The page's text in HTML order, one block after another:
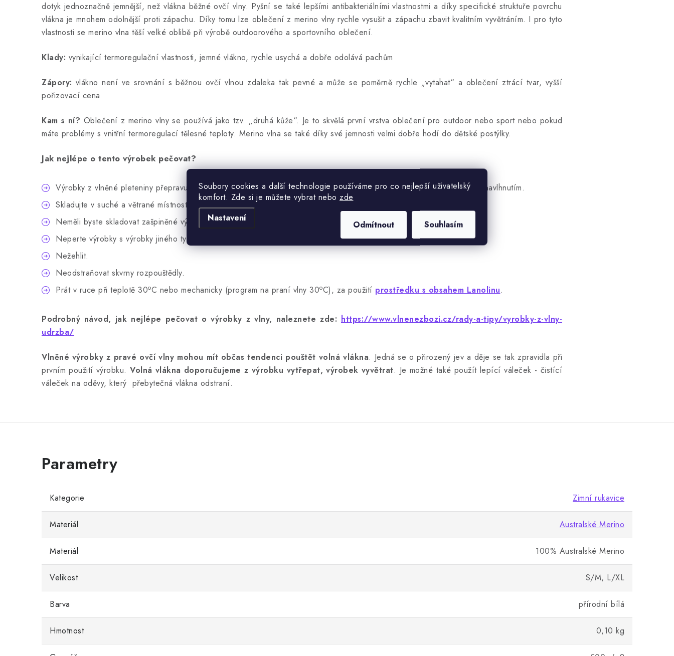
Soubory cookies a další technologie používáme pro co nejlepší uživatelský
komfort. Zde si je můžete vybrat nebo zde
Nastavení
Odmítnout Souhlasím
dotyk jednoznačně jemnější, než vlákna běžné ovčí vlny. Pyšní se také lepšími antibakteriálními vlastnostmi a díky specifické struktuře povrchu
vlákna je mnohem odolnější proti zápachu. Díky tomu lze oblečení z merino vlny rychle vysušit a zápachu zbavit kvalitním vyvětráním. I pro tyto
vlastnosti se merino vlna těší velké oblibě při výrobě outdoorového a sportovního oblečení.
Klady: vynikající termoregulační vlastnosti, jemné vlákno, rychle usychá a dobře odolává pachům
Zápory: vlákno není ve srovnání s běžnou ovčí vlnou zdaleka tak pevné a může se poměrně rychle „vytahat“ a oblečení ztrácí tvar, vyšší
pořizovací cena
Kam s ní? Oblečení z merino vlny se používá jako tzv. „druhá kůže“. Je to skvělá první vrstva oblečení pro outdoor nebo sport nebo pokud
máte problémy s vnitřní termoregulací tělesné teploty. Merino vlna se také díky své jemnosti velmi dobře hodí do dětské postýlky.
Jak nejlépe o tento výrobek pečovat?
Výrobky z vlněné pleteniny přepravujte v originálním obalu, chraňte před zašpiněním, mechanickým poškozením nebo navlhnutím.
Skladujte v suché a větrané místnosti, daleko od zdrojů tepla, vlhkosti a zdrojů světla.
Neměli byste skladovat zašpiněné výrobky.
Neperte výrobky s výrobky jiného typu.
Nežehlit.
Neodstraňovat skvrny rozpouštědly.
Prát v ruce při teplotě 30oC nebo mechanicky (program na praní vlny 30oC), za použití prostředku s obsahem Lanolinu.
Podrobný návod, jak nejlépe pečovat o výrobky z vlny, naleznete zde: https://www.vlnenezbozi.cz/rady-a-tipy/vyrobky-z-vlny-
udrzba/
Vlněné výrobky z pravé ovčí vlny mohou mít občas tendenci pouštět volná vlákna. Jedná se o přirozený jev a děje se tak zpravidla při
prvním použití výrobku.Volná vlákna doporučujeme z výrobku vytřepat, výrobek vyvětrat. Je možné také použít lepící váleček - čistící
váleček na oděvy, který přebytečná vlákna odstraní.
Kategorie Zimní rukavice
Materiál Australské Merino
Materiál 100% Australské Merino
Velikost S/M, L/XL
Barva přírodní bílá
Hmotnost 0,10 kg